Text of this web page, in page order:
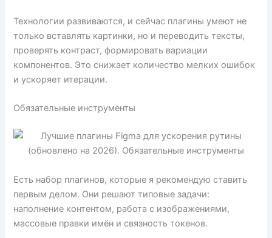
Технологии развиваются, и сейчас плагины умеют не
только вставлять картинки, но и переводить тексты,
проверять контраст, формировать вариации
компонентов. Это снижает количество мелких ошибок
и ускоряет итерации.
Обязательные инструменты
Есть набор плагинов, которые я рекомендую ставить
первым делом. Они решают типовые задачи:
наполнение контентом, работа с изображениями,
массовые правки имён и связность токенов.